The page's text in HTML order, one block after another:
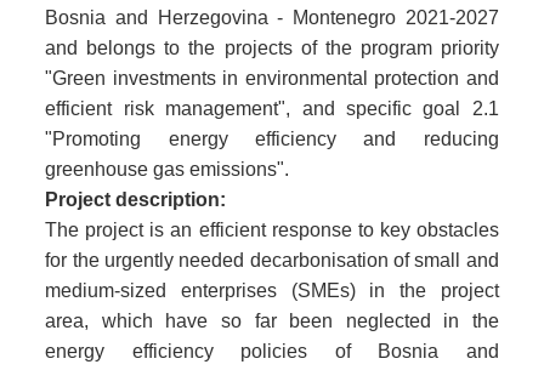
Bosnia and Herzegovina - Montenegro 2021-2027
and belongs to the projects of the program priority
"Green investments in environmental protection and
efficient risk management", and specific goal 2.1
"Promoting energy efficiency and reducing
greenhouse gas emissions".
Project description:
The project is an efficient response to key obstacles
for the urgently needed decarbonisation of small and
medium-sized enterprises (SMEs) in the project
area, which have so far been neglected in the
energy efficiency policies of Bosnia and